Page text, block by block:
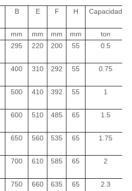
B E F H Capacidad
mm mm mm mm ton
295 220 200 55 0.5
400 310 292 55 0.75
500 410 392 55 1
600 510 485 65 1.5
650 560 535 65 1.75
700 610 585 65 2
750 660 635 65 2.3